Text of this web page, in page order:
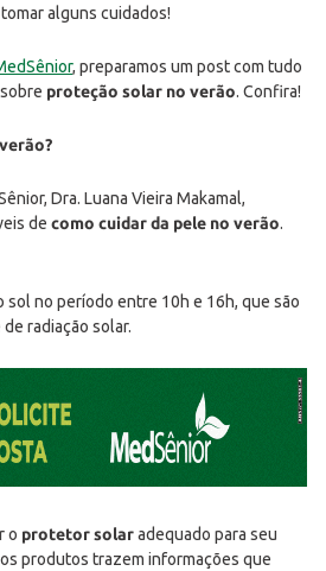
alguns cuidados!
, preparamos um post com tudo
proteção solar no verão. Confira!
Dra. Luana Vieira Makamal,
de como cuidar da pele no verão.
sol no período entre 10h e 16h, que são
radiação solar.
o protetor solaradequado para seu
produtos trazem informações que